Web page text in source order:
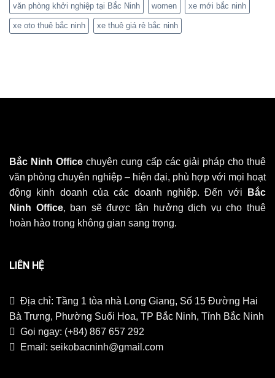
văn phòng khởi nghiệp tại Bắc Ninh women xe mới bắc ninh
xe oto thuê bắc ninh xe thuê giá rẻ bắc ninh
Bắc Ninh Office chuyên cung cấp các giải pháp cho thuê
văn phòng chuyên nghiệp – hiện đại, phù hợp với mọi hoạt
động kinh doanh của các doanh nghiệp. Đến với
Bắc
Ninh Office, bạn sẽ được tận hưởng dịch vụ cho thuê
hoàn hảo trong không gian sang trọng.
LIÊN HỆ
Địa chỉ: Tầng 1 tòa nhà Long Giang, Số 15 Đường Hai
Bà Trưng, Phường Suối Hoa, TP Bắc Ninh, Tỉnh Bắc Ninh
Gọi ngay: (+84) 867 657 292
Email: seikobacninh@gmail.com